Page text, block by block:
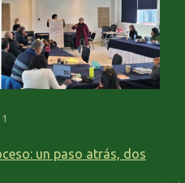
un paso atrás, dos